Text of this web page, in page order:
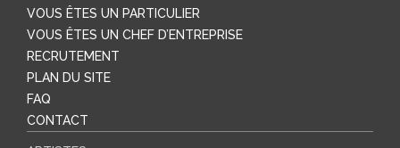
VOUS ÊTES UN PARTICULIER
VOUS ÊTES UN CHEF D’ENTREPRISE
RECRUTEMENT
PLAN DU SITE
FAQ
CONTACT